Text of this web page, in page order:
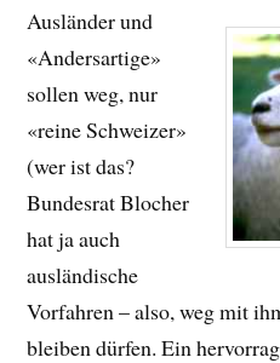
Ausländer und
«Andersartige»
sollen weg, nur
«reine Schweizer»
(wer ist das?
Bundesrat Blocher
hat ja auch
ausländische
Vorfahren – also, weg mit
bleiben dürfen. Ein